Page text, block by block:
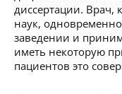
диссертации. Врач,
наук,
заведении и
иметь некоторую
пациентов это